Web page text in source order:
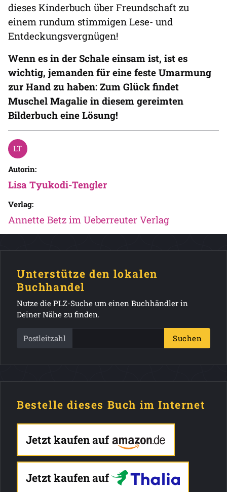
dieses Kinderbuch über Freundschaft zu
einem rundum stimmigen Lese- und
Entdeckungsvergnügen!
Wenn es in der Schale einsam ist, ist es
wichtig, jemanden für eine feste Umarmung
zur Hand zu haben: Zum Glück findet
Muschel Magalie in diesem gereimten
Bilderbuch eine Lösung!
Autorin:
Lisa Tyukodi-Tengler
Verlag:
Annette Betz im Ueberreuter Verlag
Unterstütze den lokalen
Buchhandel
Nutze die PLZ-Suche um einen Buchhändler in
Deiner Nähe zu finden.
Postleitzahl Suchen
Bestelle dieses Buch im Internet
Jetzt kaufen auf
Jetzt kaufen auf